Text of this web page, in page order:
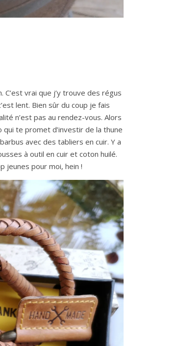
C’est vrai que j’y trouve des régus
lent. Bien sûr du coup je fais
n’est pas au rendez-vous. Alors
te promet d’investir de la thune
avec des tabliers en cuir. Y a
à outil en cuir et coton huilé.
jeunes pour moi, hein !